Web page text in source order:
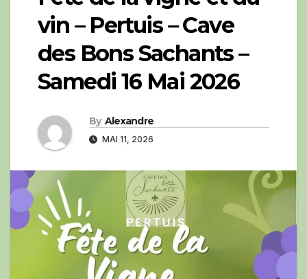
vin – Pertuis – Cave
des Bons Sachants –
Samedi 16 Mai 2026
By Alexandre
MAI 11, 2026